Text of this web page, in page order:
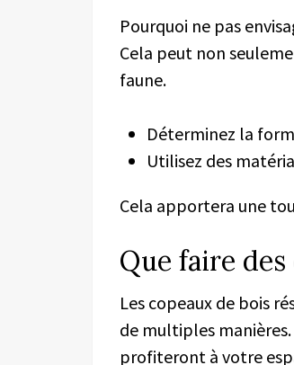
Pourquoi ne pas
Cela peut non
faune.
Déterminez la
Utilisez des
Cela apportera une
Que faire des
Les copeaux de bois
de multiples
profiteront à votre